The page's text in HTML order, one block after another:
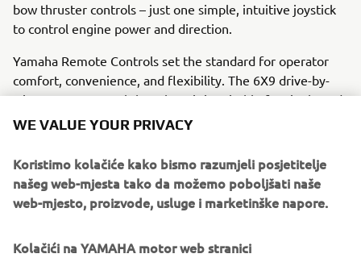
bow thruster controls – just one simple, intuitive joystick
to control engine power and direction.
Yamaha Remote Controls set the standard for operator
comfort, convenience, and flexibility. The 6X9 drive-by-
wire remote control throttle unit is suitable for single and
multi-engine boats and now features an integral start-stop
controls, thereby freeing up more space.
WE VALUE YOUR PRIVACY
Koristimo kolačiće kako bismo razumjeli posjetitelje
našeg web-mjesta tako da možemo poboljšati naše
web-mjesto, proizvode, usluge i marketinške napore.
Kolačići na YAMAHA motor web stranici